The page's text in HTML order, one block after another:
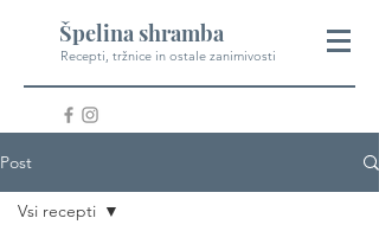
Špelina shramba
Recepti, tržnice in ostale zanimivosti
Post
Vsi recepti